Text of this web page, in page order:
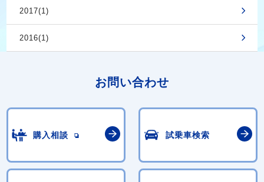
2017(1)
2016(1)
お問い合わせ
購入相談 試乗車検索